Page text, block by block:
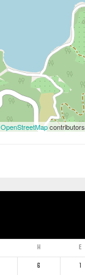
OpenStreetMapcontributors
H E
6
1